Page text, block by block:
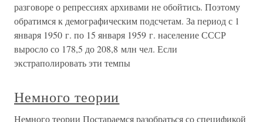
разговоре о репрессиях архивами не обойтись. Поэтому
обратимся к демографическим подсчетам. За период с 1
января 1950 г. по 15 января 1959 г. население СССР
выросло со 178,5 до 208,8 млн чел. Если
экстраполировать эти темпы
Немного теории
Немного теории Постараемся разобраться со спецификой